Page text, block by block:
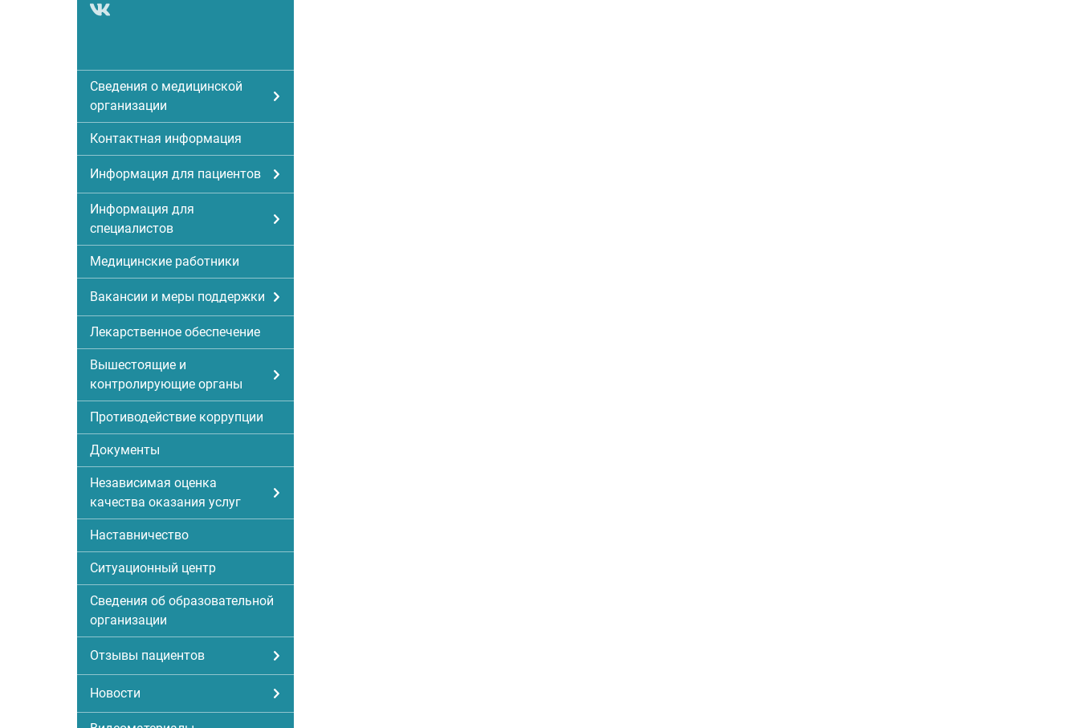
Сведения о медицинской
организации
Контактная информация
Информация для пациентов
Информация для
специалистов
Медицинские работники
Вакансии и меры поддержки
Лекарственное обеспечение
Вышестоящие и
контролирующие органы
Противодействие коррупции
Документы
Независимая оценка
качества оказания услуг
Наставничество
Ситуационный центр
Сведения об образовательной
организации
Отзывы пациентов
Новости